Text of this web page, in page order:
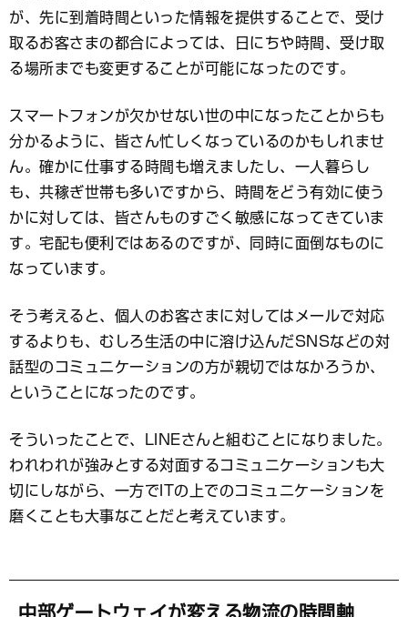
が、先に到着時間といった情報を提供することで、受け
取るお客さまの都合によっては、日にちや時間、受け取
る場所までも変更することが可能になったのです。
スマートフォンが欠かせない世の中になったことからも
分かるように、皆さん忙しくなっているのかもしれませ
ん。確かに仕事する時間も増えましたし、一人暮らし
も、共稼ぎ世帯も多いですから、時間をどう有効に使う
かに対しては、皆さんものすごく敏感になってきていま
す。宅配も便利ではあるのですが、同時に面倒なものに
なっています。
そう考えると、個人のお客さまに対してはメールで対応
するよりも、むしろ生活の中に溶け込んだSNSなどの対
話型のコミュニケーションの方が親切ではなかろうか、
ということになったのです。
そういったことで、LINEさんと組むことになりました。
われわれが強みとする対面するコミュニケーションも大
切にしながら、一方でITの上でのコミュニケーションを
磨くことも大事なことだと考えています。
中部ゲートウェイが変える物流の時間軸